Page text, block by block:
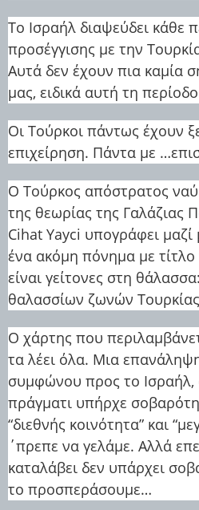
Το Ισραήλ διαψεύδει κάθε
προσέγγισης με την
Αυτά δεν έχουν πια καμία
μας, ειδικά αυτή τη
Οι Τούρκοι πάντως έχουν
επιχείρηση. Πάντα με
O Τούρκος απόστρατος
της θεωρίας της Γαλάζιας
Cihat Yayci υπογράφει
ένα ακόμη πόνημα με τίτλο
είναι γείτονες στη
θαλασσίων ζωνών
Ο χάρτης που
τα λέει όλα. Μια
συμφώνου προς το
πράγματι υπήρχε
“διεθνής κοινότητα” και
΄πρεπε να γελάμε. Αλλά
καταλάβει δεν υπάρχει
το προσπεράσουμε…